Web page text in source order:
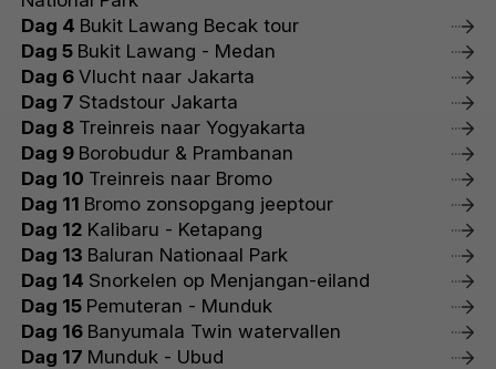
Dag 4 Bukit Lawang Becak tour
Dag 5 Bukit Lawang - Medan
Dag 6 Vlucht naar Jakarta
Dag 7 Stadstour Jakarta
Dag 8 Treinreis naar Yogyakarta
Dag 9 Borobudur & Prambanan
Dag 10 Treinreis naar Bromo
Dag 11 Bromo zonsopgang jeeptour
Dag 12 Kalibaru - Ketapang
Dag 13 Baluran Nationaal Park
Dag 14 Snorkelen op Menjangan-eiland
Dag 15 Pemuteran - Munduk
Dag 16 Banyumala Twin watervallen
Dag 17 Munduk - Ubud